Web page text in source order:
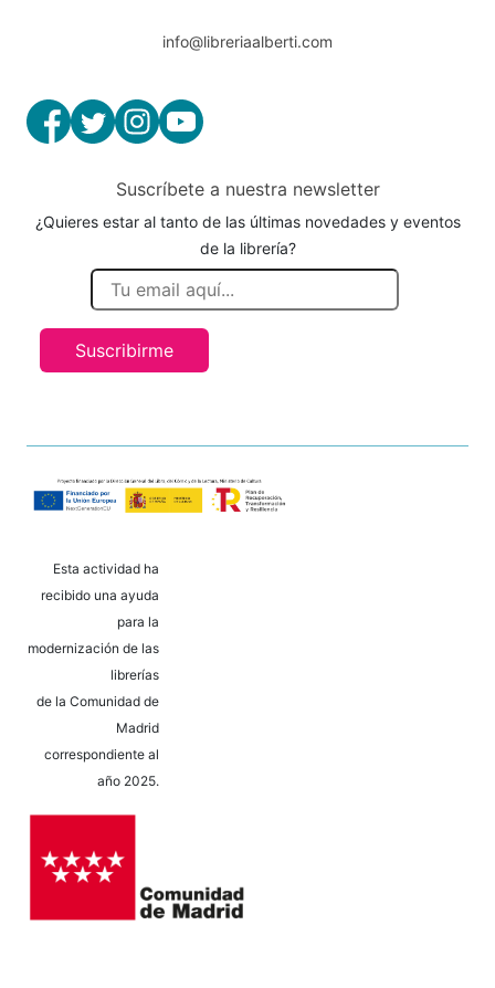
info@libreriaalberti.com
Suscríbete a nuestra newsletter
¿Quieres estar al tanto de las últimas novedades y eventos
de la librería?
Suscribirme
Esta actividad ha
recibido una ayuda
para la
modernización de las
librerías
de la Comunidad de
Madrid
correspondiente al
año 2025.